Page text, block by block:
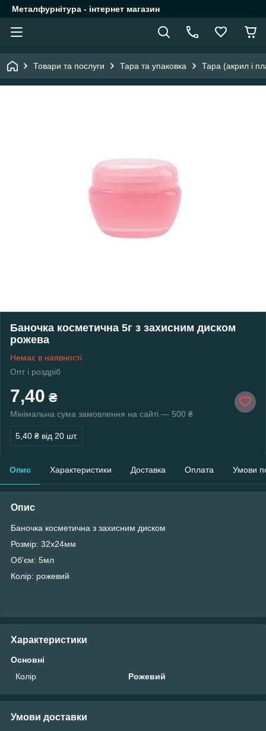
Металфурнітура - інтернет магазин
Товари та послуги Тара та упаковка Тара (акрил і
Баночка косметична 5г з захисним диском
рожева
Немає в наявності
Опт і роздріб
7,40 ₴
Мінімальна сума замовлення на сайті — 500 ₴
5,40 ₴ від 20 шт.
Опис Характеристики Доставка Оплата Умови
Опис
Баночка косметична з захисним диском
Розмір: 32х24мм
Об'єм: 5мл
Колір: рожевий
Характеристики
Основні
Колір
Рожевий
Умови доставки